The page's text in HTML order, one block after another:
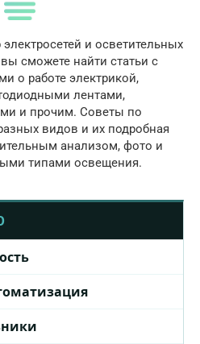
и осветительных
сможете найти статьи с
о работе электрикой,
лентами,
и прочим. Советы по
видов и их подробная
анализом, фото и
типами освещения.